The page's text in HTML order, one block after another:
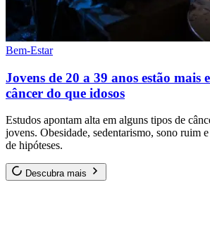
Bem-Estar
Jovens de 20 a 39 anos estão mais
câncer do que idosos
Estudos apontam alta em alguns tipos de
jovens. Obesidade, sedentarismo, sono ruim
de hipóteses.
Descubra mais